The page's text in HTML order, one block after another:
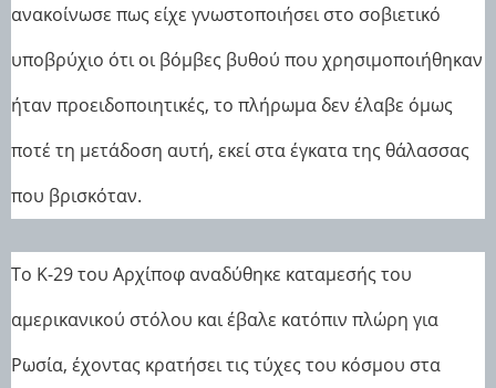
ανακοίνωσε πως είχε γνωστοποιήσει στο σοβιετικό
υποβρύχιο ότι οι βόμβες βυθού που χρησιμοποιήθηκαν
ήταν προειδοποιητικές, το πλήρωμα δεν έλαβε όμως
ποτέ τη μετάδοση αυτή, εκεί στα έγκατα της θάλασσας
που βρισκόταν.
Το Κ-29 του Αρχίποφ αναδύθηκε καταμεσής του
αμερικανικού στόλου και έβαλε κατόπιν πλώρη για
Ρωσία, έχοντας κρατήσει τις τύχες του κόσμου στα